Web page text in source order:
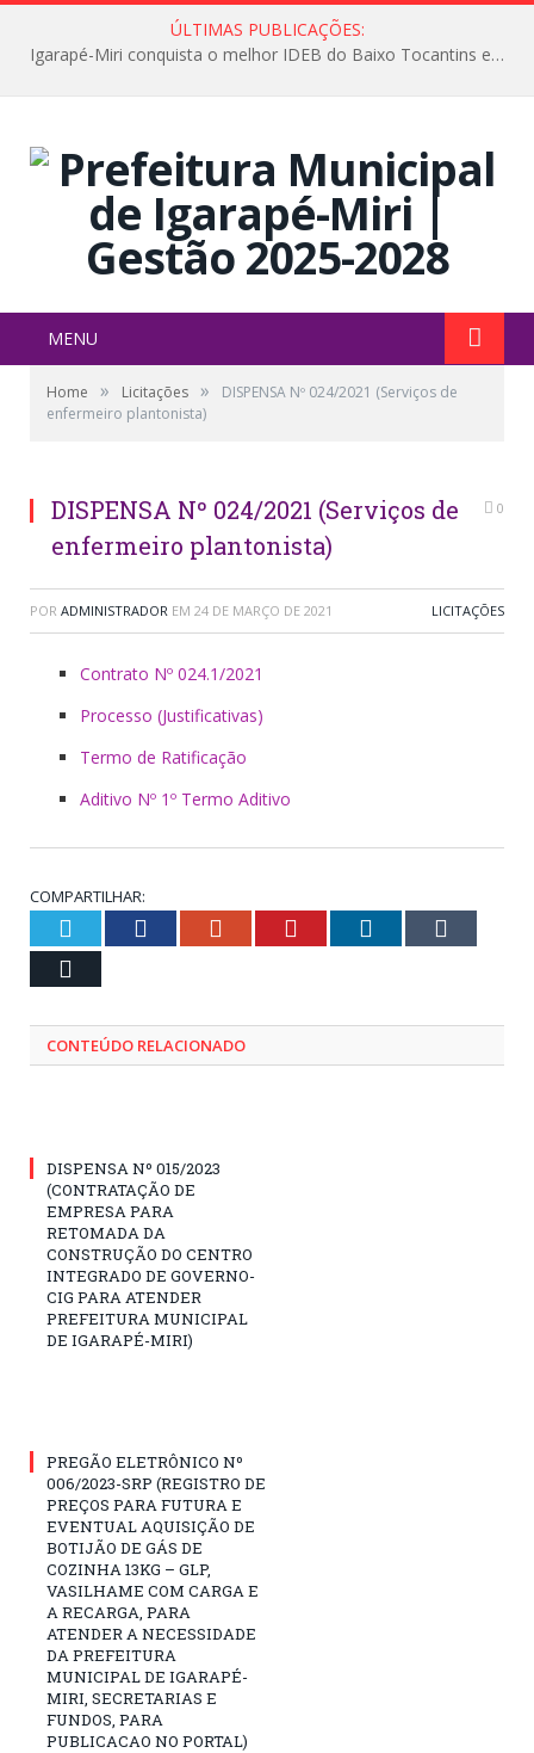
ÚLTIMAS PUBLICAÇÕES:
Igarapé-Miri conquista o melhor IDEB do Baixo Tocantins e avança na qualidade da educação pública
MENU
Home » Licitações »
DISPENSA Nº 024/2021 (Serviços de
enfermeiro plantonista)
DISPENSA Nº 024/2021 (Serviços de
enfermeiro plantonista)
0
POR ADMINISTRADOR EM 24 DE MARÇO DE 2021 LICITAÇÕES
Contrato Nº 024.1/2021
Processo (Justificativas)
Termo de Ratificação
Aditivo Nº 1º Termo Aditivo
COMPARTILHAR:
Twitter Facebook Google+ Pinterest LinkedIn
CONTEÚDO RELACIONADO
DISPENSA Nº 015/2023
(CONTRATAÇÃO DE
EMPRESA PARA
RETOMADA DA
CONSTRUÇÃO DO CENTRO
INTEGRADO DE GOVERNO-
CIG PARA ATENDER
PREFEITURA MUNICIPAL
DE IGARAPÉ-MIRI)
PREGÃO ELETRÔNICO Nº
006/2023-SRP (REGISTRO DE
PREÇOS PARA FUTURA E
EVENTUAL AQUISIÇÃO DE
BOTIJÃO DE GÁS DE
COZINHA 13KG – GLP,
VASILHAME COM CARGA E
A RECARGA, PARA
ATENDER A NECESSIDADE
DA PREFEITURA
MUNICIPAL DE IGARAPÉ-
MIRI, SECRETARIAS E
FUNDOS, PARA
PUBLICACAO NO PORTAL)